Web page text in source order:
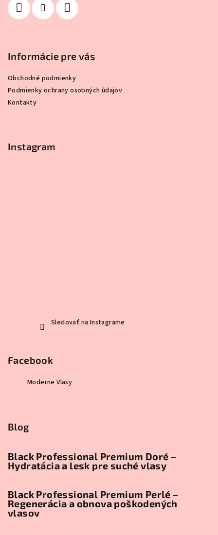
Informácie pre vás
Obchodné podmienky
Podmienky ochrany osobných údajov
Kontakty
Instagram
Sledovať na Instagrame
Facebook
Moderne Vlasy
Blog
Black Professional Premium Doré –
Hydratácia a lesk pre suché vlasy
Black Professional Premium Perlé –
Regenerácia a obnova poškodených
vlasov